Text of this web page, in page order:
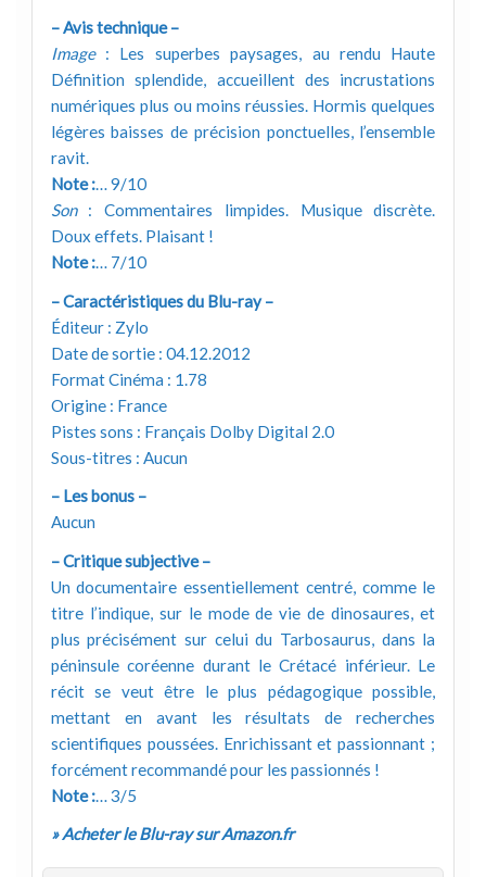
– Avis technique –
Image: Les superbes paysages, au rendu Haute
Définition splendide, accueillent des incrustations
numériques plus ou moins réussies. Hormis quelques
légères baisses de précision ponctuelles, l’ensemble
ravit.
Note :… 9/10
Son: Commentaires limpides. Musique discrète.
Doux effets. Plaisant !
Note :… 7/10
– Caractéristiques du Blu-ray –
Éditeur : Zylo
Date de sortie : 04.12.2012
Format Cinéma : 1.78
Origine : France
Pistes sons : Français Dolby Digital 2.0
Sous-titres : Aucun
– Les bonus –
Aucun
– Critique subjective –
Un documentaire essentiellement centré, comme le
titre l’indique, sur le mode de vie de dinosaures, et
plus précisément sur celui du Tarbosaurus, dans la
péninsule coréenne durant le Crétacé inférieur. Le
récit se veut être le plus pédagogique possible,
mettant en avant les résultats de recherches
scientifiques poussées. Enrichissant et passionnant ;
forcément recommandé pour les passionnés !
Note :… 3/5
» Acheter le Blu-ray sur Amazon.fr